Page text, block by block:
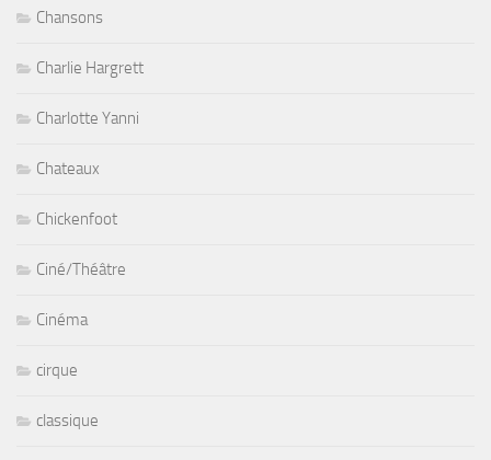
Chansons
Charlie Hargrett
Charlotte Yanni
Chateaux
Chickenfoot
Ciné/Théâtre
Cinéma
cirque
classique